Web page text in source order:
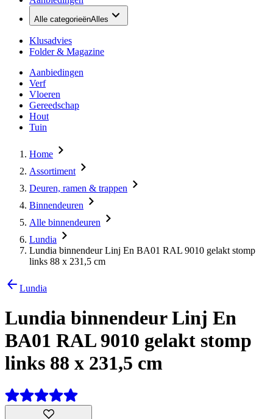
Alle categorieënAlles
Klusadvies
Folder & Magazine
Aanbiedingen
Verf
Vloeren
Gereedschap
Hout
Tuin
Home
Assortiment
Deuren, ramen & trappen
Binnendeuren
Alle binnendeuren
Lundia
Lundia binnendeur Linj En BA01 RAL 9010 gelakt stomp
links 88 x 231,5 cm
Lundia
Lundia binnendeur Linj En
BA01 RAL 9010 gelakt stomp
links 88 x 231,5 cm